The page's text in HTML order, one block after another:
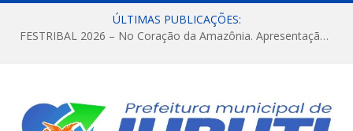
ÚLTIMAS PUBLICAÇÕES:
FESTRIBAL 2026 – No Coração da Amazônia. Apresentação da Munduruku.